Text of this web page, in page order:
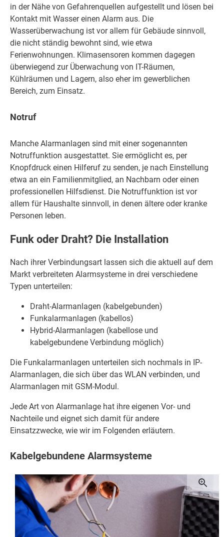
in der Nähe von Gefahrenquellen aufgestellt und lösen bei
Kontakt mit Wasser einen Alarm aus. Die
Wasserüberwachung ist vor allem für Gebäude sinnvoll,
die nicht ständig bewohnt sind, wie etwa
Ferienwohnungen. Klimasensoren kommen dagegen
überwiegend zur Überwachung von IT-Räumen,
Kühlräumen und Lagern, also eher im gewerblichen
Bereich, zum Einsatz.
Notruf
Manche Alarmanlagen sind mit einer sogenannten
Notruffunktion ausgestattet. Sie ermöglicht es, per
Knopfdruck einen Hilferuf zu senden, je nach Einstellung
etwa an ein Familienmitglied, an Nachbarn oder einen
professionellen Hilfsdienst. Die Notruffunktion ist vor
allem für Haushalte sinnvoll, in denen ältere oder kranke
Personen leben.
Funk oder Draht? Die Installation
Nach ihrer Verbindungsart lassen sich die aktuell auf dem
Markt verbreiteten Alarmsysteme in drei verschiedene
Typen unterteilen:
Draht-Alarmanlagen (kabelgebunden)
Funkalarmanlagen (kabellos)
Hybrid-Alarmanlagen (kabellose und
kabelgebundene Verbindung möglich)
Die Funkalarmanlagen unterteilen sich nochmals in IP-
Alarmanlagen, die sich über das WLAN verbinden, und
Alarmanlagen mit GSM-Modul.
Jede Art von Alarmanlage hat ihre eigenen Vor- und
Nachteile und eignet sich damit für andere
Einsatzzwecke, wie wir im Folgenden erläutern.
Kabelgebundene Alarmsysteme